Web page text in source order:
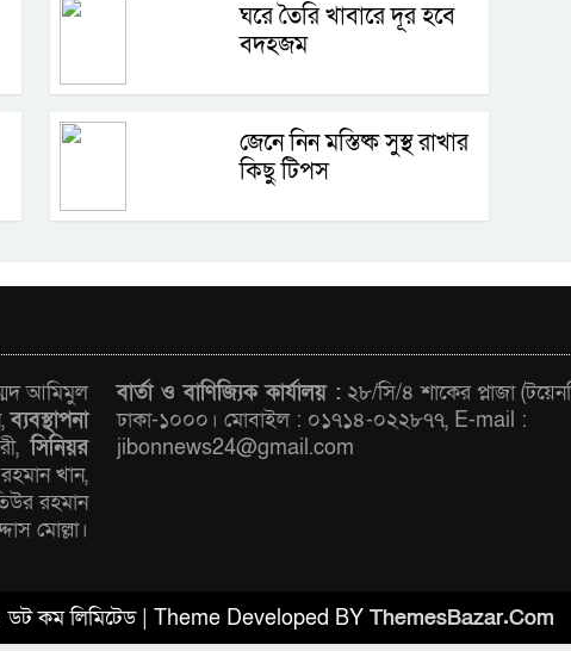
ঘরে তৈরি খাবারে দূর হবে
বদহজম
জেনে নিন মস্তিষ্ক সুস্থ রাখার
কিছু টিপস
আমিমুল
ব্যবস্থাপনা
সিনিয়র
খান,
রহমান
মোল্লা।
বার্তা ও বাণিজ্যিক কার্যালয় : ২৮/সি/৪ শাকের প্লাজা
ঢাকা-১০০০। মোবাইল : ০১৭১৪-০২২৮৭৭, E-mail :
jibonnews24@gmail.com
কম লিমিটেড | Theme Developed BY ThemesBazar.Com